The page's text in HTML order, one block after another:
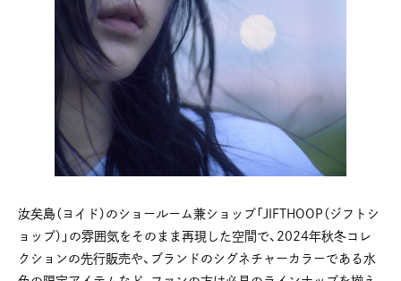
汝矣島（ヨイド）のショールーム兼ショップ「JIFTHOOP（ジフトシ
ョップ）」の雰囲気をそのまま再現した空間で、2024年秋冬コレ
クションの先行販売や、ブランドのシグネチャーカラーである水